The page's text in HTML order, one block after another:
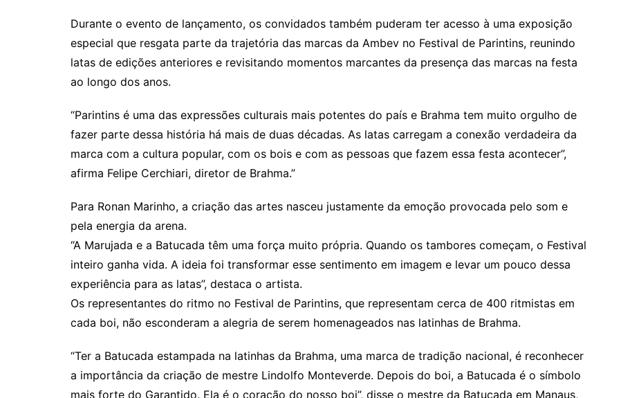
Durante o evento de lançamento, os convidados também puderam ter acesso à uma exposição
especial que resgata parte da trajetória das marcas da Ambev no Festival de Parintins, reunindo
latas de edições anteriores e revisitando momentos marcantes da presença das marcas na festa
ao longo dos anos.
“Parintins é uma das expressões culturais mais potentes do país e Brahma tem muito orgulho de
fazer parte dessa história há mais de duas décadas. As latas carregam a conexão verdadeira da
marca com a cultura popular, com os bois e com as pessoas que fazem essa festa acontecer”,
afirma Felipe Cerchiari, diretor de Brahma.”
Para Ronan Marinho, a criação das artes nasceu justamente da emoção provocada pelo som e
pela energia da arena.
“A Marujada e a Batucada têm uma força muito própria. Quando os tambores começam, o Festival
inteiro ganha vida. A ideia foi transformar esse sentimento em imagem e levar um pouco dessa
experiência para as latas”, destaca o artista.
Os representantes do ritmo no Festival de Parintins, que representam cerca de 400 ritmistas em
cada boi, não esconderam a alegria de serem homenageados nas latinhas de Brahma.
“Ter a Batucada estampada na latinhas da Brahma, uma marca de tradição nacional, é reconhecer
a importância da criação de mestre Lindolfo Monteverde. Depois do boi, a Batucada é o símbolo
mais forte do Garantido. Ela é o coração do nosso boi”, disse o mestre da Batucada em Manaus,